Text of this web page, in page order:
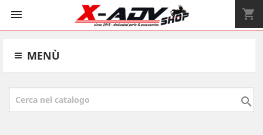
 shopping_cart
MENÙ
